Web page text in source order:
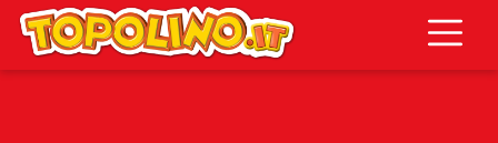
Topolino.it